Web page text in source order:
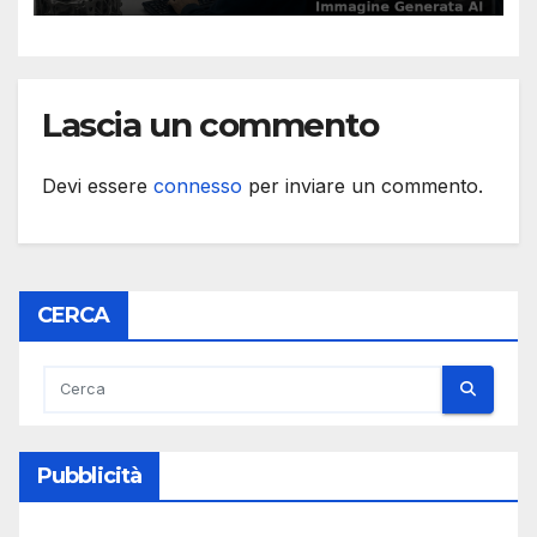
Lascia un commento
Devi essere connesso per inviare un commento.
CERCA
Pubblicità